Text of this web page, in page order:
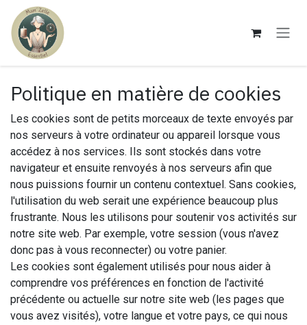
Se rendre au contenu
Politique en matière de cookies
Les cookies sont de petits morceaux de texte envoyés par
nos serveurs à votre ordinateur ou appareil lorsque vous
accédez à nos services. Ils sont stockés dans votre
navigateur et ensuite renvoyés à nos serveurs afin que
nous puissions fournir un contenu contextuel. Sans cookies,
l'utilisation du web serait une expérience beaucoup plus
frustrante. Nous les utilisons pour soutenir vos activités sur
notre site web. Par exemple, votre session (vous n'avez
donc pas à vous reconnecter) ou votre panier.
Les cookies sont également utilisés pour nous aider à
comprendre vos préférences en fonction de l'activité
précédente ou actuelle sur notre site web (les pages que
vous avez visités), votre langue et votre pays, ce qui nous